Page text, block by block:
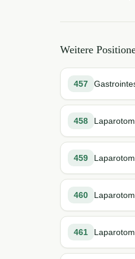
Weitere
457
458
459
460
461